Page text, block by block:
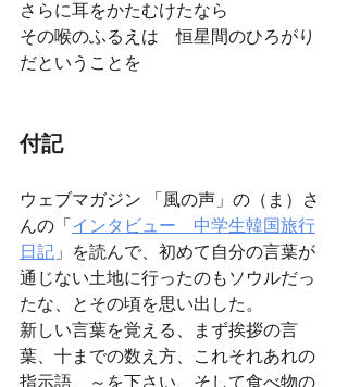
さらに耳をかたむけたなら
その喉のふるえは　恒星間のひろがり
だということを
付記
ウェブマガジン 「風の声」の（ま）さ
んの「 インタビュー　中学生韓国旅行
日記 」を読んで、初めて自分の言葉が
通じない土地に行ったのもソウルだっ
たな、とその頃を思い出した。
新しい言葉を覚える、まず挨拶の言
葉、十までの数え方、これそれあれの
指示語、～を下さい、そして食べ物の